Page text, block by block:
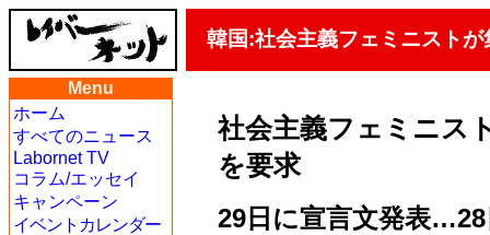
韓国:社会主義フェミニスト
Menu
ホーム
すべてのニュース
Labornet TV
コラム/エッセイ
キャンペーン
イベントカレンダー
社会主義フェミニス
を要求
29日に宣言文発表